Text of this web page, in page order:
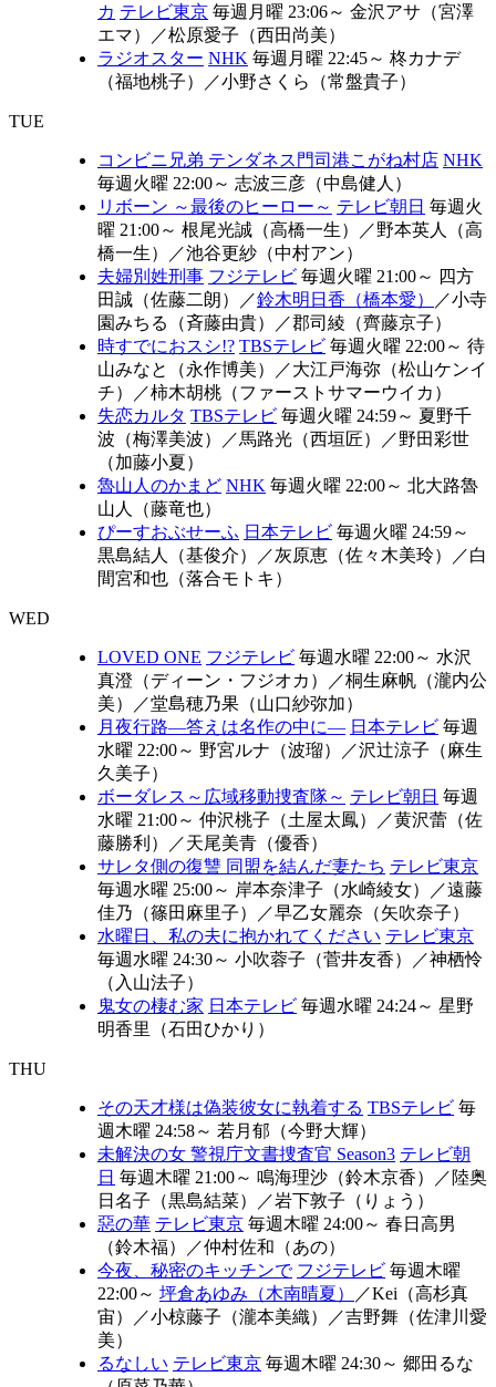
カ テレビ東京 毎週月曜 23:06～ 金沢アサ（宮澤
エマ）
／松原愛子（西田尚美）
ラジオスター NHK 毎週月曜 22:45～ 柊カナデ
（福地桃子）
／小野さくら（常盤貴子）
TUE
コンビニ兄弟 テンダネス門司港こがね村店 NHK
毎週火曜 22:00～ 志波三彦（中島健人）
リボーン ～最後のヒーロー～ テレビ朝日 毎週火
曜 21:00～ 根尾光誠（高橋一生） ／野本英人（高
橋一生）
／池谷更紗（中村アン）
夫婦別姓刑事 フジテレビ 毎週火曜 21:00～ 四方
田誠（佐藤二朗）
／鈴木明日香（橋本愛） ／小寺
園みちる（斉藤由貴）
／郡司綾（齊藤京子）
時すでにおスシ!? TBSテレビ 毎週火曜 22:00～ 待
山みなと（永作博美）
／大江戸海弥（松山ケンイ
チ）
／柿木胡桃（ファーストサマーウイカ）
失恋カルタ TBSテレビ 毎週火曜 24:59～ 夏野千
波（梅澤美波）
／馬路光（西垣匠） ／野田彩世
（加藤小夏）
魯山人のかまど NHK 毎週火曜 22:00～ 北大路魯
山人（藤竜也）
ぴーすおぶせーふ 日本テレビ 毎週火曜 24:59～
黒島結人（基俊介）
／灰原恵（佐々木美玲） ／白
間宮和也（落合モトキ）
WED
LOVED ONE フジテレビ 毎週水曜 22:00～ 水沢
真澄（ディーン・フジオカ）
／桐生麻帆（瀧内公
美）
／堂島穂乃果（山口紗弥加）
月夜行路―答えは名作の中に― 日本テレビ 毎週
水曜 22:00～ 野宮ルナ（波瑠） ／沢辻涼子（麻生
久美子）
ボーダレス～広域移動捜査隊～ テレビ朝日 毎週
水曜 21:00～ 仲沢桃子（土屋太鳳） ／黄沢蕾（佐
藤勝利）
／天尾美青（優香）
サレタ側の復讐 同盟を結んだ妻たち テレビ東京
毎週水曜 25:00～ 岸本奈津子（水崎綾女） ／遠藤
佳乃（篠田麻里子）
／早乙女麗奈（矢吹奈子）
水曜日、私の夫に抱かれてください テレビ東京
毎週水曜 24:30～ ⼩吹蓉⼦（菅井友香） ／神栖怜
（入山法子）
鬼女の棲む家 日本テレビ 毎週水曜 24:24～ 星野
明香里（石田ひかり）
THU
その天才様は偽装彼女に執着する TBSテレビ 毎
週木曜 24:58～ 若月郁（今野大輝）
未解決の女 警視庁文書捜査官 Season3 テレビ朝
日 毎週木曜 21:00～ 鳴海理沙（鈴木京香） ／ 陸奥
日名子（黒島結菜）
／岩下敦子（りょう）
惡の華 テレビ東京 毎週木曜 24:00～ 春日高男
（鈴木福）
／仲村佐和（あの）
今夜、秘密のキッチンで フジテレビ 毎週木曜
22:00～ 坪倉あゆみ（木南晴夏） ／Kei（高杉真
宙）
／小椋藤子（瀧本美織） ／吉野舞（佐津川愛
美）
るなしい テレビ東京 毎週木曜 24:30～ 郷田るな